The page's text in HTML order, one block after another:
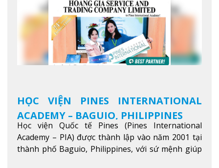
HỌC VIỆN PINES INTERNATIONAL
ACADEMY – BAGUIO, PHILIPPINES
Học viện Quốc tế Pines (Pines International
Academy – PIA) được thành lập vào năm 2001 tại
thành phố Baguio, Philippines, với sứ mệnh giúp